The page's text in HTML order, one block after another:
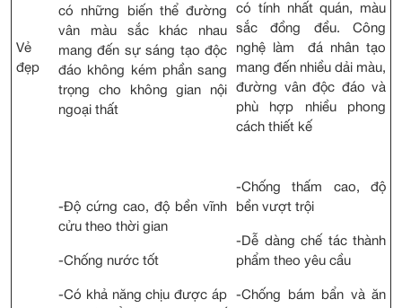
Vẻ
đẹp
có những biến thể đường
vân màu sắc khác nhau
mang đến sự sáng tạo độc
đáo không kém phần sang
trọng cho không gian nội
ngoại thất
có tính nhất quán, màu
sắc đồng đều. Công
nghệ làm đá nhân tạo
mang đến nhiều dải màu,
đường vân độc đáo và
phù hợp nhiều phong
cách thiết kế
-Độ cứng cao, độ bền vĩnh
cửu theo thời gian
-Chống nước tốt
-Có khả năng chịu được áp
-Chống thấm cao, độ
bền vượt trội
-Dễ dàng chế tác thành
phẩm theo yêu cầu
-Chống bám bẩn và ăn